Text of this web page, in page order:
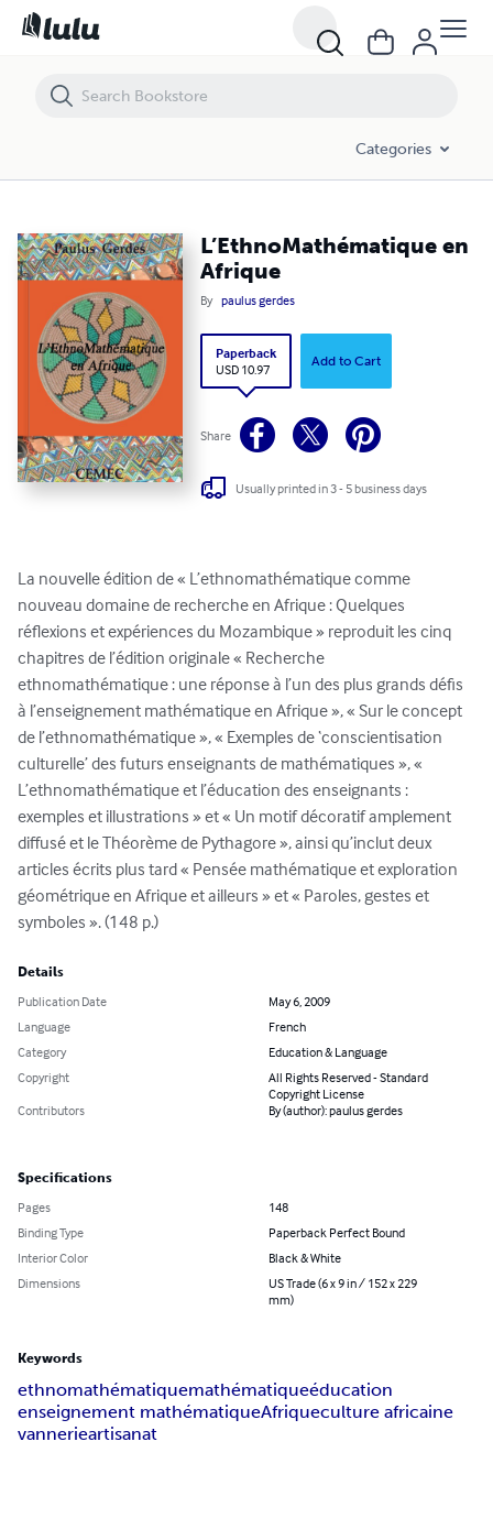
Categories
L’EthnoMathématique en
Afrique
By paulus gerdes
Paperback
USD 10.97
Add to Cart
Share
Usually printed in 3 - 5 business days
La nouvelle édition de « L’ethnomathématique comme
nouveau domaine de recherche en Afrique : Quelques
réflexions et expériences du Mozambique » reproduit les cinq
chapitres de l’édition originale « Recherche
ethnomathématique : une réponse à l’un des plus grands défis
à l’enseignement mathématique en Afrique », « Sur le concept
de l’ethnomathématique », « Exemples de ‘conscientisation
culturelle’ des futurs enseignants de mathématiques », «
L’ethnomathématique et l’éducation des enseignants :
exemples et illustrations » et « Un motif décoratif amplement
diffusé et le Théorème de Pythagore », ainsi qu’inclut deux
articles écrits plus tard « Pensée mathématique et exploration
géométrique en Afrique et ailleurs » et « Paroles, gestes et
symboles ». (148 p.)
Details
Publication Date
May 6, 2009
Language
French
Category
Education & Language
Copyright
All Rights Reserved - Standard
Copyright License
Contributors
By (author): paulus gerdes
Specifications
Pages
148
Binding Type
Paperback Perfect Bound
Interior Color
Black & White
Dimensions
US Trade (6 x 9 in / 152 x 229
mm)
Keywords
ethnomathématiquemathématiqueéducation
enseignement mathématiqueAfriqueculture africaine
vannerieartisanat
L’EthnoMathématique en Afrique